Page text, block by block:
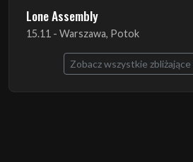
Lone Assembly
15.11 - Warszawa, Potok
Zobacz wszystkie